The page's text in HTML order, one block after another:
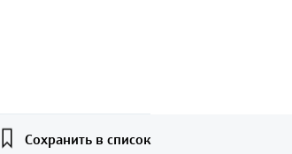
Сохранить в список